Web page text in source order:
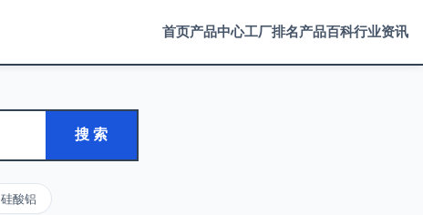
首页产品中心工厂排名产品百科行业资讯
搜 索
硅酸铝